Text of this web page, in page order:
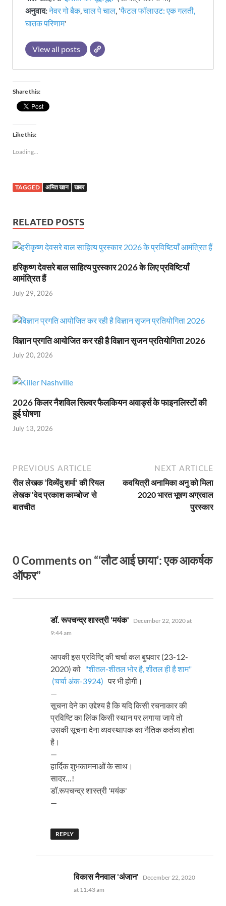
अनुवाद:नेवर गो बैक,चाल पे चाल, 'फैटल फॉलाउट: एक गलती,
घातक परिणाम'
View all posts
Share this:
Like this:
Loading...
TAGGED अमित खान खबर
RELATED POSTS
हरिकृष्ण देवसरे बाल साहित्य पुरस्कार 2026 के लिए प्रविष्टियाँ
आमंत्रित हैं
July 29, 2026
विज्ञान प्रगति आयोजित कर रही है विज्ञान सृजन प्रतियोगिता 2026
July 20, 2026
2026 किलर नैशविल सिल्वर फैलकियन अवार्ड्स के फाइनलिस्टों की
हुई घोषणा
July 13, 2026
PREVIOUS ARTICLE
रील लेखक ‘दिव्येंदु शर्मा’ की रियल
लेखक ‘वेद प्रकाश काम्बोज’ से
बातचीत
NEXT ARTICLE
कवयित्री अनामिका अनु को मिला
2020 भारत भूषण अग्रवाल
पुरस्कार
0 Comments on “‘लौट आई छाया’: एक आकर्षक
ऑफर”
डॉ. रूपचन्द्र शास्त्री 'मयंक' says:
December 22, 2020 at
9:44 am
आपकी इस प्रविष्टि् की चर्चा कल बुधवार (23-12-
2020) को "शीतल-शीतल भोर है, शीतल ही है शाम"
(चर्चा अंक-3924) पर भी होगी।
—
सूचना देने का उद्देश्य है कि यदि किसी रचनाकार की
प्रविष्टि का लिंक किसी स्थान पर लगाया जाये तो
उसकी सूचना देना व्यवस्थापक का नैतिक कर्तव्य होता
है।
—
हार्दिक शुभकामनाओं के साथ।
सादर…!
डॉ.रूपचन्द्र शास्त्री 'मयंक'
—
REPLY
विकास नैनवाल 'अंजान' says:
December 22, 2020
at 11:43 am